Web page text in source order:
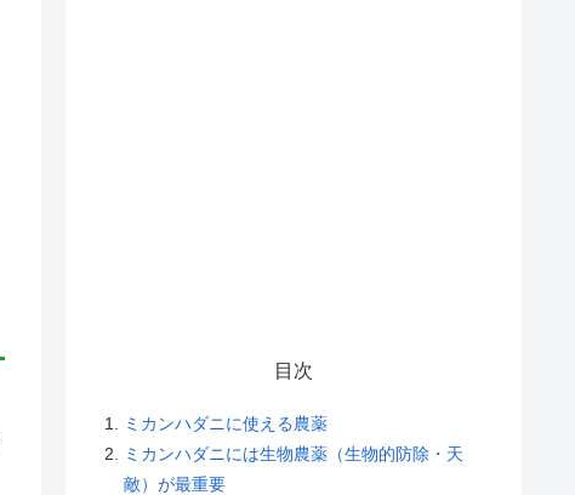
目次
ミカンハダニに使える農薬
ミカンハダニには生物農薬（生物的防除・天
敵）が最重要